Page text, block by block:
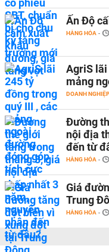
Ấn Độ
HÀNG HÓA -
AgriS lãi
mảng
DOANH NGHIỆP
Đường
nội địa
đến từ
HÀNG HÓA -
Giá
Trung
HÀNG HÓA -